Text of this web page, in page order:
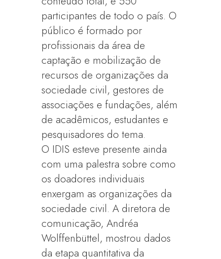
participantes de todo o país. O
público é formado por
profissionais da área de
captação e mobilização de
recursos de organizações da
sociedade civil, gestores de
associações e fundações, além
de acadêmicos, estudantes e
pesquisadores do tema.
O IDIS esteve presente ainda
com uma palestra sobre como
os doadores individuais
enxergam as organizações da
sociedade civil. A diretora de
comunicação, Andréa
Wolffenbüttel, mostrou dados
da etapa quantitativa da